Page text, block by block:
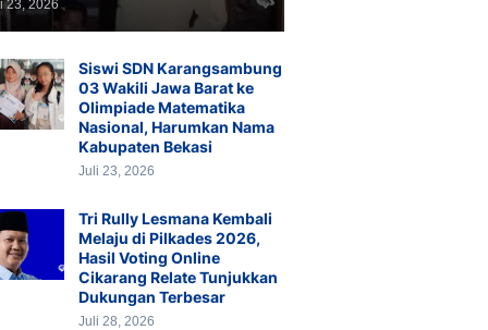
23, 2026
Siswi SDN Karangsambung
03 Wakili Jawa Barat ke
Olimpiade Matematika
Nasional, Harumkan Nama
Kabupaten Bekasi
Juli 23, 2026
Tri Rully Lesmana Kembali
Melaju di Pilkades 2026,
Hasil Voting Online
Cikarang Relate Tunjukkan
Dukungan Terbesar
Juli 28, 2026